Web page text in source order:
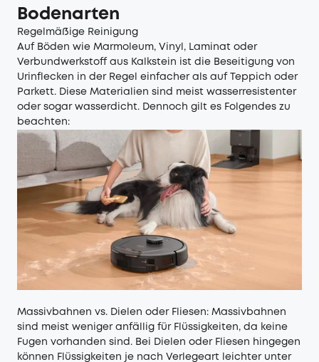
Bodenarten
Regelmäßige Reinigung
Auf Böden wie Marmoleum, Vinyl, Laminat oder
Verbundwerkstoff aus Kalkstein ist die Beseitigung von
Urinflecken in der Regel einfacher als auf Teppich oder
Parkett. Diese Materialien sind meist wasserresistenter
oder sogar wasserdicht. Dennoch gilt es Folgendes zu
beachten:
Massivbahnen vs. Dielen oder Fliesen: Massivbahnen
sind meist weniger anfällig für Flüssigkeiten, da keine
Fugen vorhanden sind. Bei Dielen oder Fliesen hingegen
können Flüssigkeiten je nach Verlegeart leichter unter